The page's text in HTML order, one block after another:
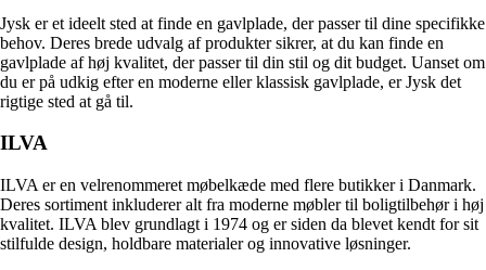
Jysk er et ideelt sted at finde en gavlplade, der passer til dine specifikke
behov. Deres brede udvalg af produkter sikrer, at du kan finde en
gavlplade af høj kvalitet, der passer til din stil og dit budget. Uanset om
du er på udkig efter en moderne eller klassisk gavlplade, er Jysk det
rigtige sted at gå til.
ILVA
ILVA er en velrenommeret møbelkæde med flere butikker i Danmark.
Deres sortiment inkluderer alt fra moderne møbler til boligtilbehør i høj
kvalitet. ILVA blev grundlagt i 1974 og er siden da blevet kendt for sit
stilfulde design, holdbare materialer og innovative løsninger.